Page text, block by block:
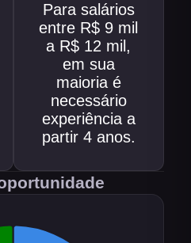
Para salários
entre R$ 9 mil
a R$ 12 mil,
em sua
maioria é
necessário
experiência a
partir 4 anos.